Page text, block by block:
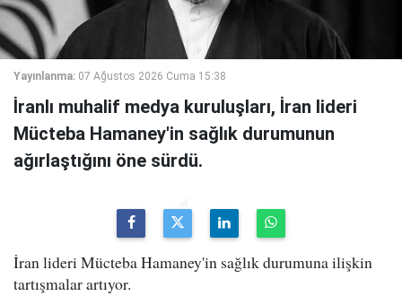
Yayınlanma: 07 Ağustos 2026 Cuma 15:38
İranlı muhalif medya kuruluşları, İran lideri
Mücteba Hamaney'in sağlık durumunun
ağırlaştığını öne sürdü.
İran lideri Mücteba Hamaney'in sağlık durumuna ilişkin
tartışmalar artıyor.